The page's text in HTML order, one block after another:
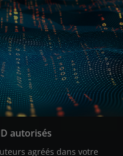
autorisés
agréés dans votre